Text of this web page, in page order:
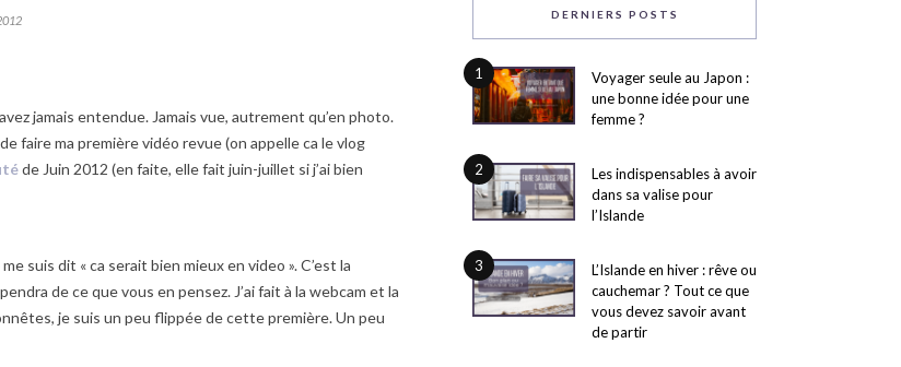
jamais entendue. Jamais vue, autrement qu’en photo.
faire ma première vidéo revue (on appelle ca le vlog
de Juin 2012 (en faite, elle fait juin-juillet si j’ai bien
suis dit « ca serait bien mieux en video ». C’est la
de ce que vous en pensez. J’ai fait à la webcam et la
je suis un peu flippée de cette première. Un peu
DERNIERS POSTS
1
Voyager seule au Japon :
une bonne idée pour une
femme ?
2
Les indispensables à avoir
dans sa valise pour
l’Islande
3
L’Islande en hiver : rêve ou
cauchemar ? Tout ce que
vous devez savoir avant
de partir